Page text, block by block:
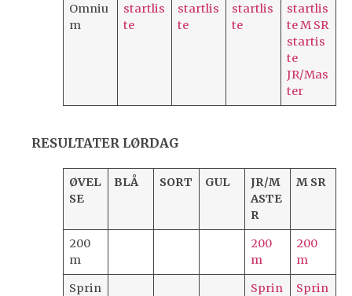
Omniu
m
startlis
te
startlis
te
startlis
te
startlis
te M SR
startis
te
JR/Mas
ter
RESULTATER LØRDAG
ØVEL
SE
BLÅ SORT GUL
JR/M
ASTE
R
M SR
200
m
200
m
200
m
Sprin
Sprin
Sprin